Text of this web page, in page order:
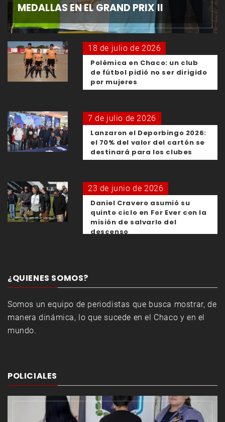
MEDALLAS EN EL GRAND PRIX II
18 de julio de 2026
Polémica en Chaco: un club
de fútbol pidió no ser dirigido
por mujeres
7 de julio de 2026
Lanzaron el Deporbingo 2026:
el 70% del valor del cartón se
destinará para los clubes
23 de junio de 2026
Daniel Cravero asumió su
quinto ciclo en For Ever con la
misión de salvarlo del
descenso
¿QUIENES SOMOS?
Somos un equipo de periodistas que busca mostrar, de
manera dinámica, lo que sucede en el Chaco y en el
mundo.
POLICIALES